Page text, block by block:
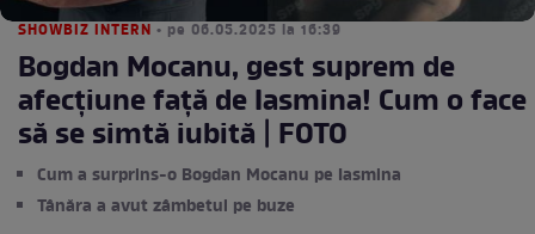
SHOWBIZ INTERN • pe 06.05.2025 la 16:39
Bogdan Mocanu, gest suprem de
afecțiune față de Iasmina! Cum o face
să se simtă iubită | FOTO
Cum a surprins-o Bogdan Mocanu pe Iasmina
Tânăra a avut zâmbetul pe buze